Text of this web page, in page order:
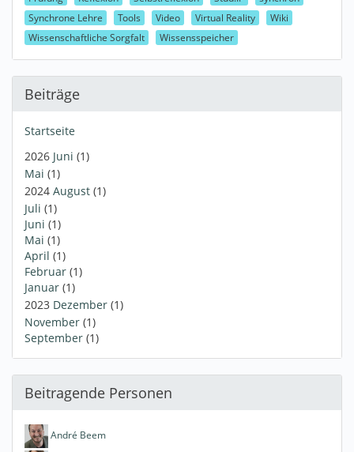
Synchrone Lehre
Tools Video Virtual Reality
Wiki
Wissenschaftliche Sorgfalt
Wissensspeicher
Beiträge
Startseite
2026 Juni (1)
Mai (1)
2024 August (1)
Juli (1)
Juni (1)
Mai (1)
April (1)
Februar (1)
Januar (1)
2023 Dezember (1)
November (1)
September (1)
Beitragende Personen
André Beem